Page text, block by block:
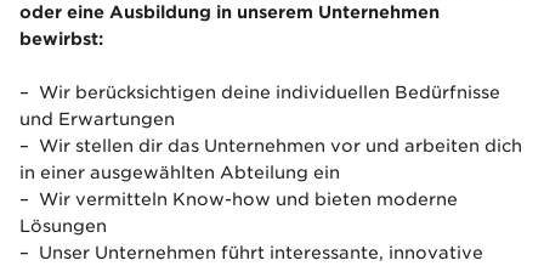
oder eine Ausbildung in unserem Unternehmen
bewirbst:
– Wir berücksichtigen deine individuellen Bedürfnisse
und Erwartungen
– Wir stellen dir das Unternehmen vor und arbeiten dich
in einer ausgewählten Abteilung ein
– Wir vermitteln Know-how und bieten moderne
Lösungen
– Unser Unternehmen führt interessante, innovative